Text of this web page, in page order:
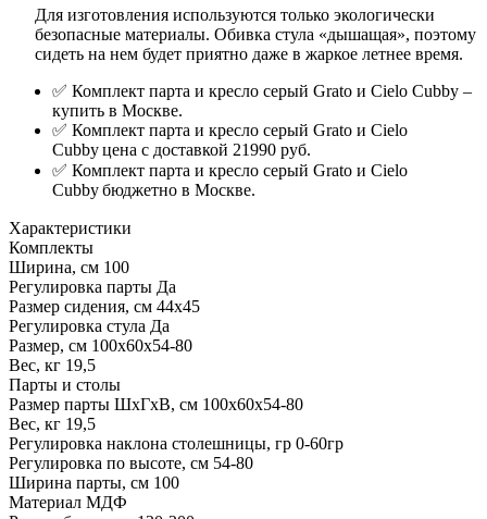
Для изготовления используются только экологически
безопасные материалы. Обивка стула «дышащая», поэтому
сидеть на нем будет приятно даже в жаркое летнее время.
✅ Комплект парта и кресло серый Grato и Cielo Cubby –
купить в Москве.
✅ Комплект парта и кресло серый Grato и Cielo
Cubbyцена с доставкой 21990 руб.
✅ Комплект парта и кресло серый Grato и Cielo
Cubbyбюджетно в Москве.
Характеристики
Комплекты
Ширина, см 100
Регулировка парты Да
Размер сидения, см 44х45
Регулировка стула Да
Размер, см 100x60x54-80
Вес, кг 19,5
Парты и столы
Размер парты ШхГхВ, см 100x60x54-80
Вес, кг 19,5
Регулировка наклона столешницы, гр 0-60гр
Регулировка по высоте, см 54-80
Ширина парты, см 100
Материал МДФ